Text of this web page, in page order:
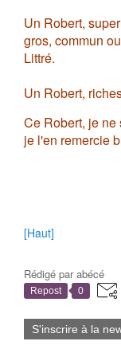
Un Robert,
gros, commun
Littré.
Un Robert,
Ce Robert, je
je l'en remercie
[Haut]
Rédigé parabécé
Repost 0
S'inscrire à la